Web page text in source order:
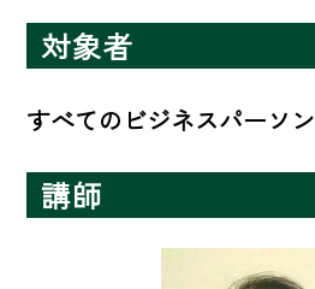
対象者
すべてのビジネスパーソン
講師